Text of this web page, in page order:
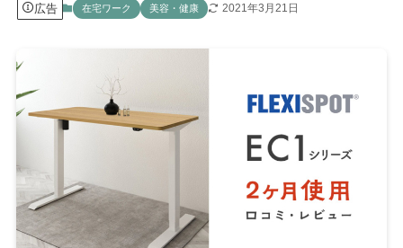
広告 在宅ワーク 美容・健康 2021年3月21日